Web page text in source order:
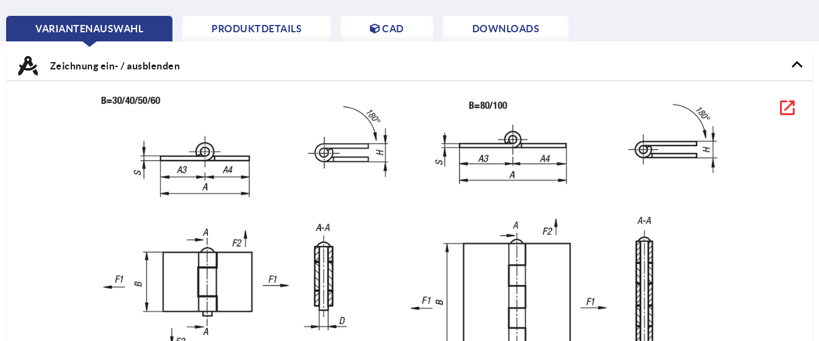
VARIANTENAUSWAHL
CURRENT
PRODUKTDETAILS CAD DOWNLOADS
Zeichnung ein- / ausblenden